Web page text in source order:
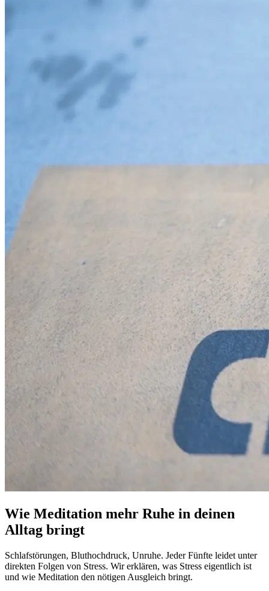
Wie Meditation mehr Ruhe in deinen
Alltag bringt
Schlafstörungen, Bluthochdruck, Unruhe. Jeder Fünfte leidet unter
direkten Folgen von Stress. Wir erklären, was Stress eigentlich ist
und wie Meditation den nötigen Ausgleich bringt.